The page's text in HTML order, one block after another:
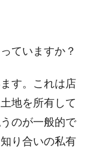
いますか？
す。これは店
地を所有して
のが一般的で
り合いの私有